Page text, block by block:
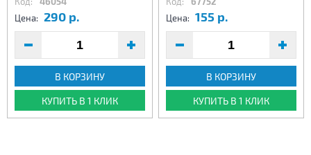
Цена: 290 р.
В КОРЗИНУ
КУПИТЬ В 1 КЛИК
Цена: 155 р.
В КОРЗИНУ
КУПИТЬ В 1 КЛИК